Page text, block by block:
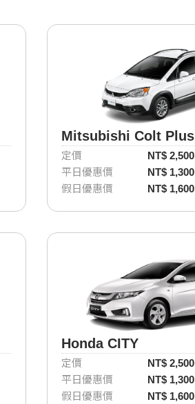
Mitsubishi Colt Plus
定價
NT$ 2,500
平日優惠價
NT$ 1,300
假日優惠價
NT$ 1,600
Honda CITY
定價
NT$ 2,500
平日優惠價
NT$ 1,300
假日優惠價
NT$ 1,600